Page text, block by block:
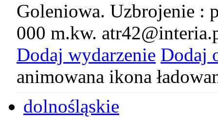
Goleniowa. Uzbrojenie :
000 m.kw.
Dodaj wydarzenie Dodaj
animowana ikona
dolnośląskie